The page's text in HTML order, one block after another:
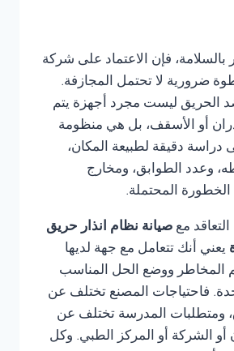
بالسلامة، فإن الاعتماد على شركة
ضرورية لا تحتمل المجازفة.
الحريق ليست مجرد أجهزة يتم
أو الأسقف، بل هي منظومة
دراسة دقيقة لطبيعة المكان،
وعدد الطوابق، ومخارج
المحتملة.
مع صيانة نظام انذار حريق
يعني أنك تتعامل مع جهة لديها
المخاطر ووضع الحل المناسب
فاحتياجات المصنع تختلف عن
ومتطلبات المدرسة تختلف عن
الشركة أو المركز الطبي. وكل